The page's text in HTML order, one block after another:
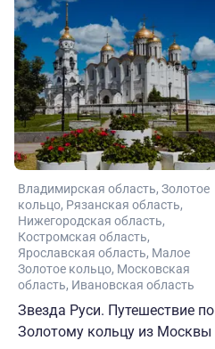
Владимирская область Золотое
кольцо Рязанская область
Нижегородская область
Костромская область
Ярославская область Малое
Золотое кольцо Московская
область Ивановская область
Звезда Руси. Путешествие по
Золотому кольцу из Москвы